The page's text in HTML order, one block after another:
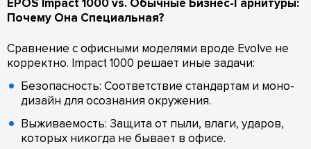
EPOS Impact 1000 vs. Обычные Бизнес-Гарнитуры:
Почему Она Специальная?
Сравнение с офисными моделями вроде Evolve не
корректно. Impact 1000 решает иные задачи:
Безопасность: Соответствие стандартам и моно-
дизайн для осознания окружения.
Выживаемость: Защита от пыли, влаги, ударов,
которых никогда не бывает в офисе.